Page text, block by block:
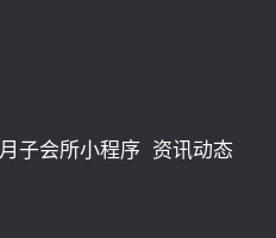
月子会所小程序 资讯动态